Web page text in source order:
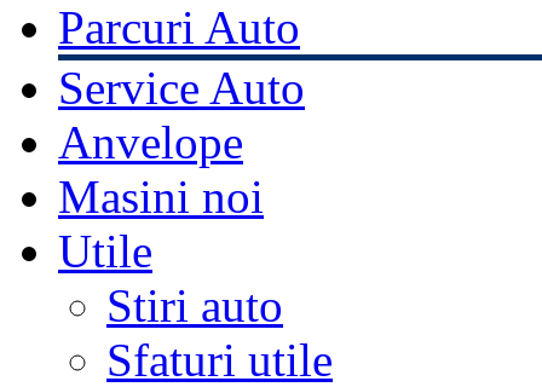
Parcuri Auto
Service Auto
Anvelope
Masini noi
Utile
Stiri auto
Sfaturi utile